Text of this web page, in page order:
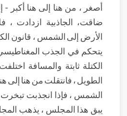
أصغر ، من هنا إلى هنا أكبر -
ضاقت، الجاذبية ازدادت ،
الأرض إلى الشمس ، قانون
يتحكم في الجذب
الكتلة ثابتة والمسافة
الطويل ، فانتقلت من هنا إلى
الشمس ، فإذا انجذبت تبخرت
يبق هذا المجلس ، يذهب